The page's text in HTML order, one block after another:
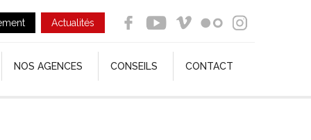
Actualités
NOS AGENCES CONSEILS CONTACT